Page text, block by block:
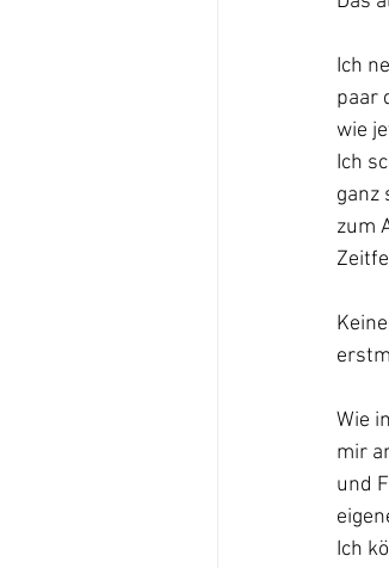
Ich
paar
wie
Ich
ganz
zum
Wie
mir
und
Ich